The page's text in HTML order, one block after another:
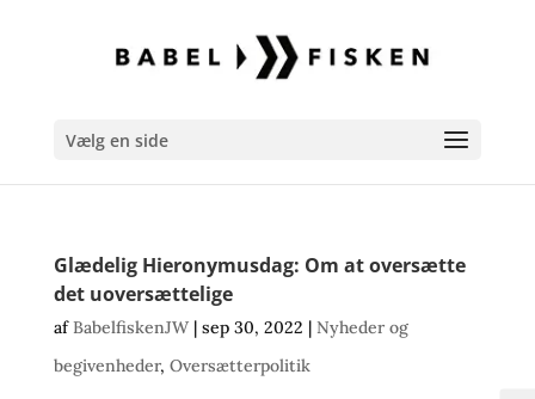
Vælg en side
Glædelig Hieronymusdag: Om at oversætte
det uoversættelige
afBabelfiskenJW| sep 30, 2022 | Nyheder og
begivenheder, Oversætterpolitik